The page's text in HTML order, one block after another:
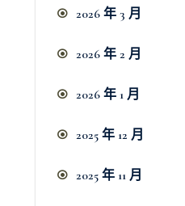
2026 年 3 月
2026 年 2 月
2026 年 1 月
2025 年 12 月
2025 年 11 月